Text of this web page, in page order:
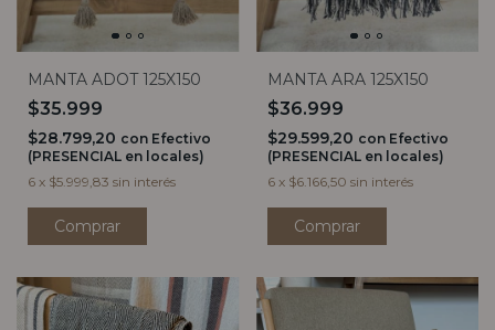
MANTA ADOT 125X150
$35.999
$28.799,20 con Efectivo
(PRESENCIAL en locales)
6 x $5.999,83 sin interés
MANTA ARA 125X150
$36.999
$29.599,20 con Efectivo
(PRESENCIAL en locales)
6 x $6.166,50 sin interés